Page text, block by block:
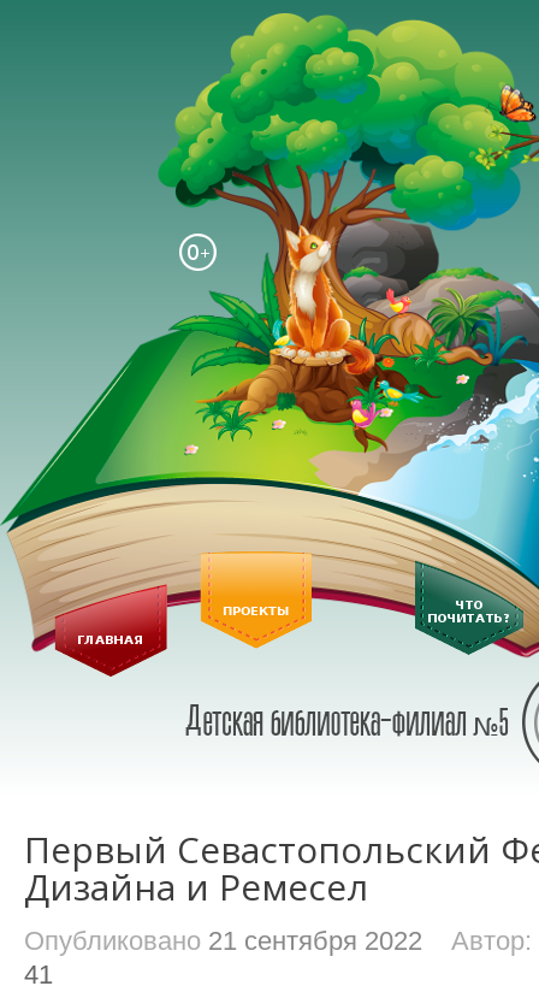
Первый Севастопольский
Дизайна и Ремесел
Опубликовано 21 сентября 2022 Автор:
41